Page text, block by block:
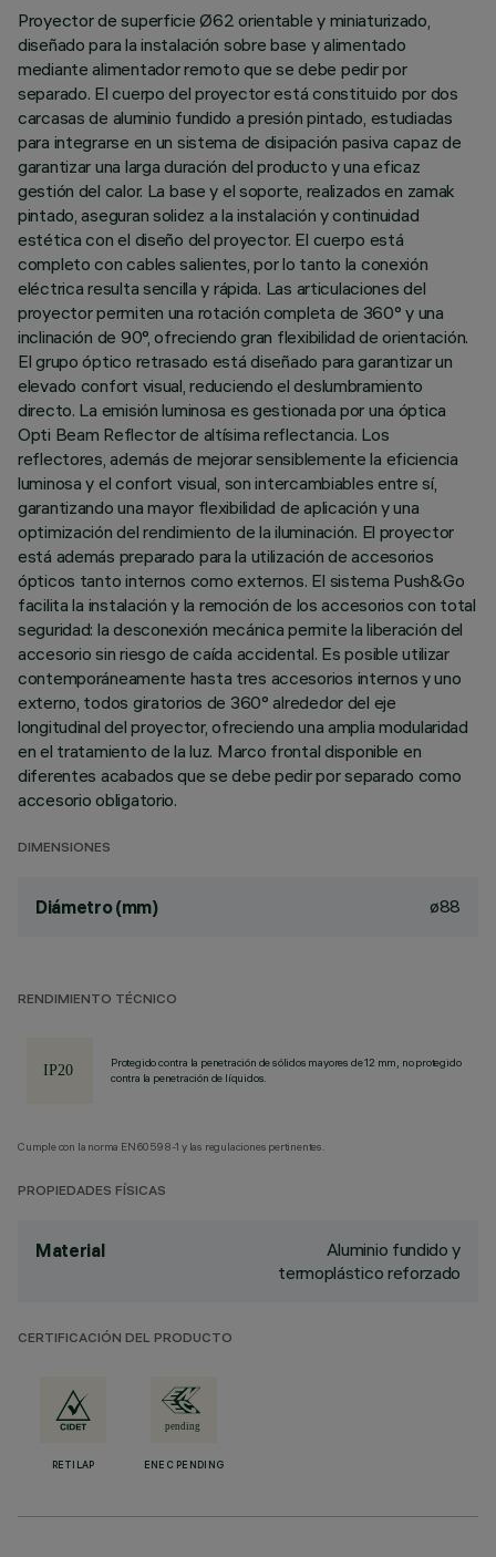
Proyector de superficie Ø62 orientable y miniaturizado,
diseñado para la instalación sobre base y alimentado
mediante alimentador remoto que se debe pedir por
separado. El cuerpo del proyector está constituido por dos
carcasas de aluminio fundido a presión pintado, estudiadas
para integrarse en un sistema de disipación pasiva capaz de
garantizar una larga duración del producto y una eficaz
gestión del calor. La base y el soporte, realizados en zamak
pintado, aseguran solidez a la instalación y continuidad
estética con el diseño del proyector. El cuerpo está
completo con cables salientes, por lo tanto la conexión
eléctrica resulta sencilla y rápida. Las articulaciones del
proyector permiten una rotación completa de 360° y una
inclinación de 90°, ofreciendo gran flexibilidad de orientación.
El grupo óptico retrasado está diseñado para garantizar un
elevado confort visual, reduciendo el deslumbramiento
directo. La emisión luminosa es gestionada por una óptica
Opti Beam Reflector de altísima reflectancia. Los
reflectores, además de mejorar sensiblemente la eficiencia
luminosa y el confort visual, son intercambiables entre sí,
garantizando una mayor flexibilidad de aplicación y una
optimización del rendimiento de la iluminación. El proyector
está además preparado para la utilización de accesorios
ópticos tanto internos como externos. El sistema Push&Go
facilita la instalación y la remoción de los accesorios con total
seguridad: la desconexión mecánica permite la liberación del
accesorio sin riesgo de caída accidental. Es posible utilizar
contemporáneamente hasta tres accesorios internos y uno
externo, todos giratorios de 360° alrededor del eje
longitudinal del proyector, ofreciendo una amplia modularidad
en el tratamiento de la luz. Marco frontal disponible en
diferentes acabados que se debe pedir por separado como
accesorio obligatorio.
DIMENSIONES
Diámetro (mm) ø88
RENDIMIENTO TÉCNICO
Protegido contra la penetración de sólidos mayores de 12 mm, no protegido
contra la penetración de líquidos.
Cumple con la norma EN60598-1 y las regulaciones pertinentes.
PROPIEDADES FÍSICAS
Material
Aluminio fundido y
termoplástico reforzado
CERTIFICACIÓN DEL PRODUCTO
RETILAP ENEC PENDING